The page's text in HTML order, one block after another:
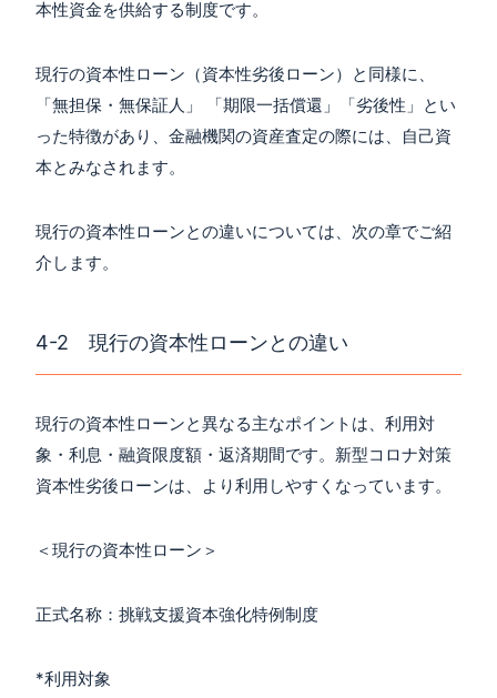
本性資金を供給する制度です。
現行の資本性ローン（資本性劣後ローン）と同様に、
「無担保・無保証人」 「期限一括償還」「劣後性」とい
った特徴があり、金融機関の資産査定の際には、自己資
本とみなされます。
現行の資本性ローンとの違いについては、次の章でご紹
介します。
4-2 現行の資本性ローンとの違い
現行の資本性ローンと異なる主なポイントは、利用対
象・利息・融資限度額・返済期間です。新型コロナ対策
資本性劣後ローンは、より利用しやすくなっています。
＜現行の資本性ローン＞
正式名称：挑戦支援資本強化特例制度
*利用対象